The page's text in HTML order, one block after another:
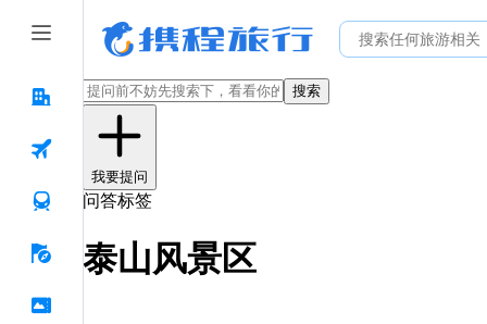
搜索
我要提问
问答标签
泰山风景区